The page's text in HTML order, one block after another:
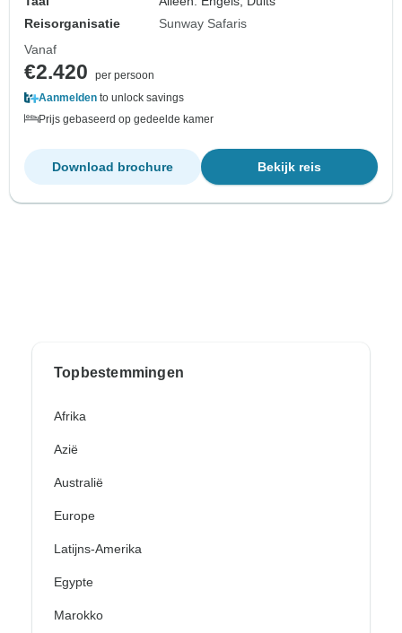
Reisorganisatie
Sunway Safaris
Vanaf
€2.420
per persoon
Aanmelden to unlock savings
Prijs gebaseerd op gedeelde kamer
Bekijk reis
Download brochure
Topbestemmingen
Afrika
Azië
Australië
Europe
Latijns-Amerika
Egypte
Marokko